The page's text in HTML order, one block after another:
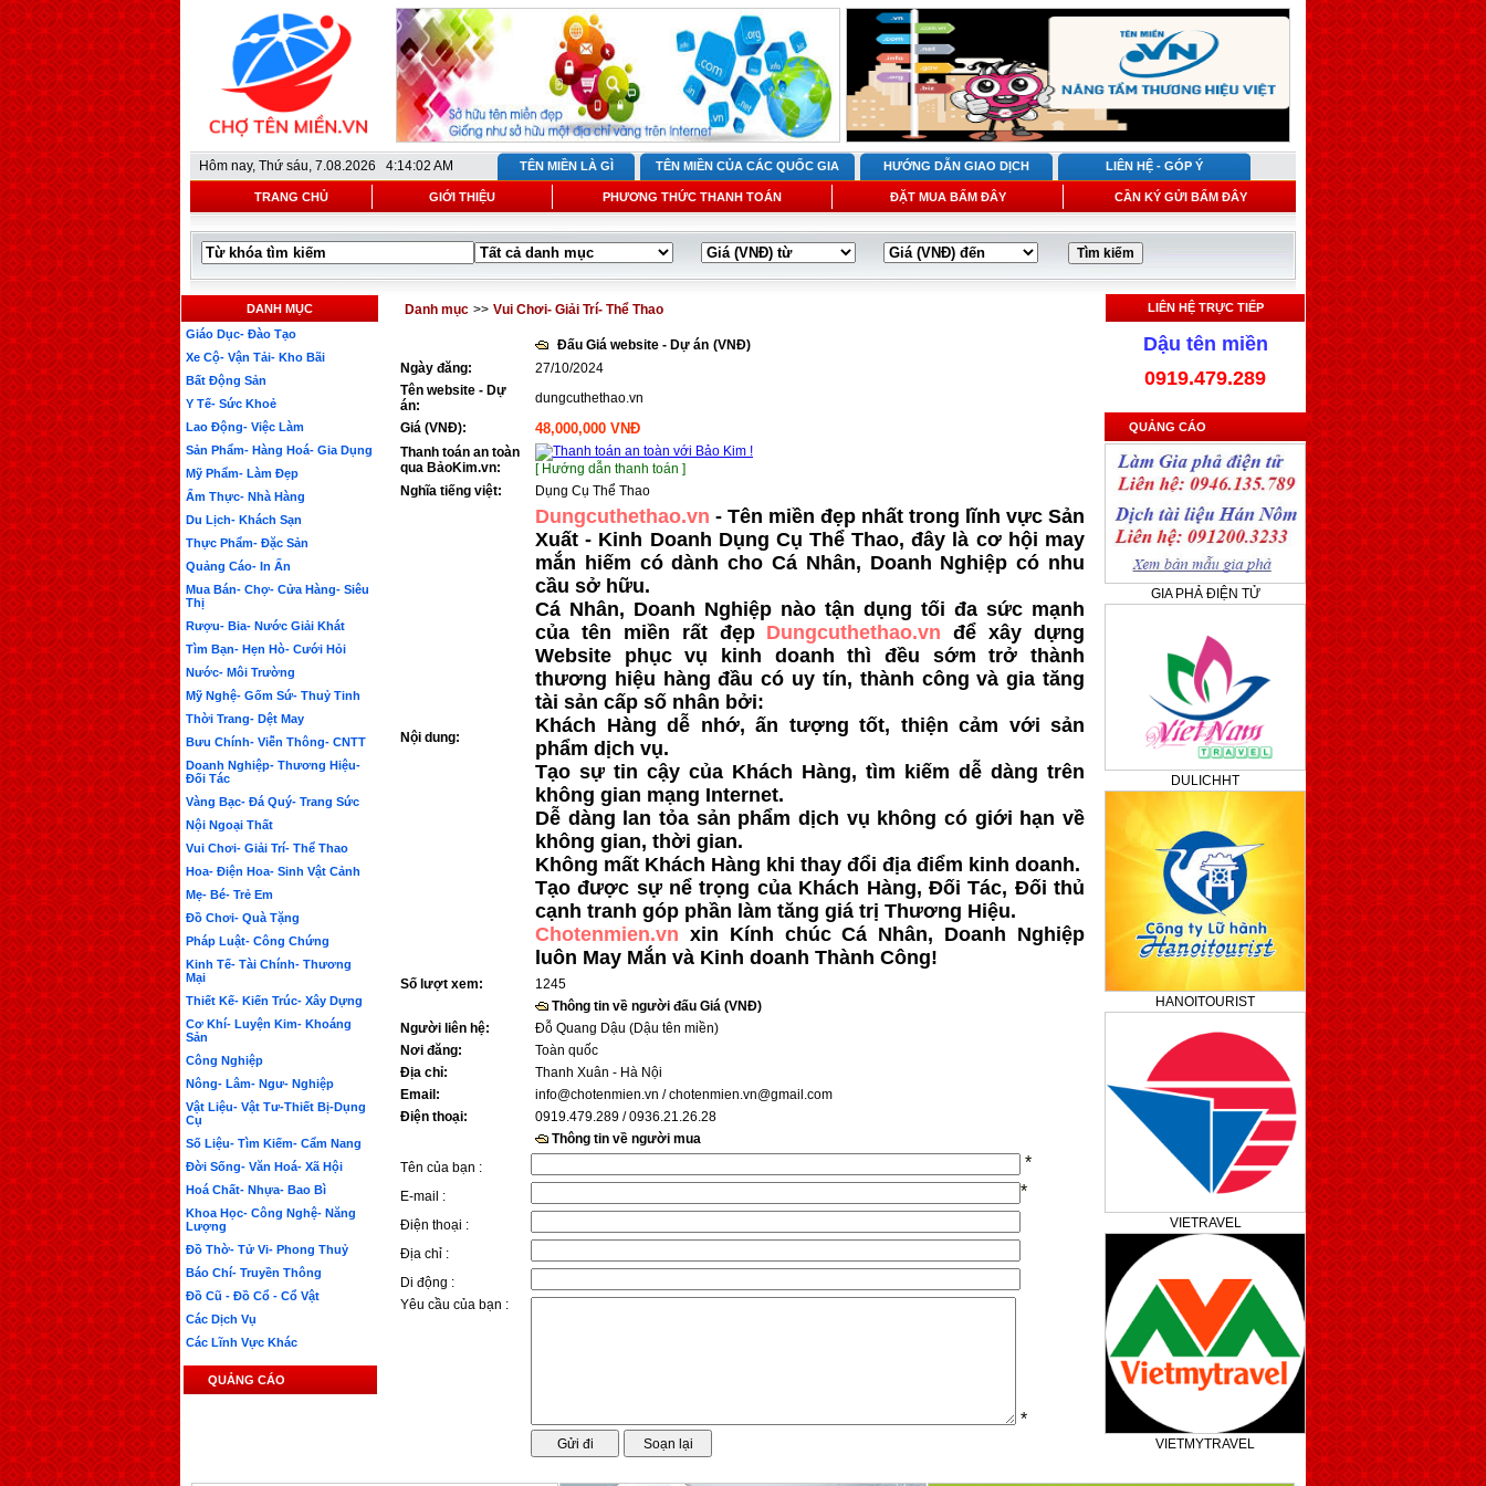
Hôm nay, Thứ sáu, 7.08.2026 4:14:02 AM TÊN MIỀN LÀ GÌ TÊN MIỀN CỦA CÁC QUỐC GIA HƯỚNG DẪN GIAO DỊCH LIÊN HỆ - GÓP Ý
TRANG CHỦ GIỚI THIỆU PHƯƠNG THỨC THANH TOÁN ĐẶT MUA BẤM ĐÂY CẦN KÝ GỬI BẤM ĐÂY
DANH MỤC
Giáo Dục- Đào Tạo
Xe Cộ- Vận Tải- Kho Bãi
Bất Động Sản
Y Tế- Sức Khoẻ
Lao Động- Việc Làm
Sản Phẩm- Hàng Hoá- Gia Dụng
Mỹ Phẩm- Làm Đẹp
Ẩm Thực- Nhà Hàng
Du Lịch- Khách Sạn
Thực Phẩm- Đặc Sản
Quảng Cáo- In Ấn
Mua Bán- Chợ- Cửa Hàng- Siêu
Thị
Rượu- Bia- Nước Giải Khát
Tìm Bạn- Hẹn Hò- Cưới Hỏi
Nước- Môi Trường
Mỹ Nghệ- Gốm Sứ- Thuỷ Tinh
Thời Trang- Dệt May
Bưu Chính- Viễn Thông- CNTT
Doanh Nghiệp- Thương Hiệu-
Đối Tác
Vàng Bạc- Đá Quý- Trang Sức
Nội Ngoại Thất
Vui Chơi- Giải Trí- Thể Thao
Hoa- Điện Hoa- Sinh Vật Cảnh
Mẹ- Bé- Trẻ Em
Đồ Chơi- Quà Tặng
Pháp Luật- Công Chứng
Kinh Tế- Tài Chính- Thương
Mại
Thiết Kế- Kiến Trúc- Xây Dựng
Cơ Khí- Luyện Kim- Khoáng
Sản
Công Nghiệp
Nông- Lâm- Ngư- Nghiệp
Vật Liệu- Vật Tư-Thiết Bị-Dụng
Cụ
Số Liệu- Tìm Kiếm- Cẩm Nang
Đời Sống- Văn Hoá- Xã Hội
Hoá Chất- Nhựa- Bao Bì
Khoa Học- Công Nghệ- Năng
Lượng
Đồ Thờ- Tử Vi- Phong Thuỷ
Báo Chí- Truyền Thông
Đồ Cũ - Đồ Cổ - Cổ Vật
Các Dịch Vụ
Các Lĩnh Vực Khác
QUẢNG CÁO
Danh mục >> Vui Chơi- Giải Trí- Thể Thao
Đấu Giá website - Dự án (VNĐ)
Ngày đăng:
27/10/2024
Tên website - Dự
án:
dungcuthethao.vn
Giá (VNĐ):
48,000,000 VNĐ
Thanh toán an toàn
qua BảoKim.vn:
[ Hướng dẫn thanh toán ]
Nghĩa tiếng việt:
Dụng Cụ Thể Thao
Nội dung:
Dungcuthethao.vn - Tên miền đẹp nhất trong lĩnh vực Sản
Xuất - Kinh Doanh Dụng Cụ Thể Thao, đây là cơ hội may
mắn hiếm có dành cho Cá Nhân, Doanh Nghiệp có nhu
cầu sở hữu.
Cá Nhân, Doanh Nghiệp nào tận dụng tối đa sức mạnh
của tên miền rất đẹp Dungcuthethao.vn để xây dựng
Website phục vụ kinh doanh thì đều sớm trở thành
thương hiệu hàng đầu có uy tín, thành công và gia tăng
tài sản cấp số nhân bởi:
Khách Hàng dễ nhớ, ấn tượng tốt, thiện cảm với sản
phẩm dịch vụ.
Tạo sự tin cậy của Khách Hàng, tìm kiếm dễ dàng trên
không gian mạng Internet.
Dễ dàng lan tỏa sản phẩm dịch vụ không có giới hạn về
không gian, thời gian.
Không mất Khách Hàng khi thay đổi địa điểm kinh doanh.
Tạo được sự nể trọng của Khách Hàng, Đối Tác, Đối thủ
cạnh tranh góp phần làm tăng giá trị Thương Hiệu.
Chotenmien.vn xin Kính chúc Cá Nhân, Doanh Nghiệp
luôn May Mắn và Kinh doanh Thành Công!
Số lượt xem:
1245
Thông tin về người đấu Giá (VNĐ)
Người liên hệ:
Đỗ Quang Dậu (Dậu tên miền)
Nơi đăng:
Toàn quốc
Địa chỉ:
Thanh Xuân - Hà Nội
Email:
info@chotenmien.vn / chotenmien.vn@gmail.com
Điện thoại:
0919.479.289 / 0936.21.26.28
Thông tin về người mua
Tên của bạn :
*
E-mail : *
Điện thoại :
Địa chỉ :
Di động :
Yêu cầu của bạn :
*
LIÊN HỆ TRỰC TIẾP
Dậu tên miền
0919.479.289
QUẢNG CÁO
GIA PHẢ ĐIỆN TỬ
DULICHHT
HANOITOURIST
VIETRAVEL
VIETMYTRAVEL